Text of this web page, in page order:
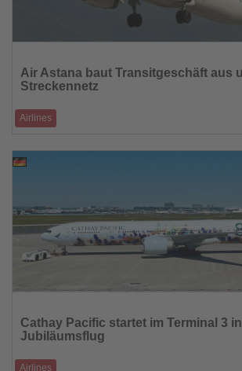
die
Nachrichten
Air Astana baut Transitgeschäft aus
Streckennetz
Airlines
Rolle Kasachstans als
die
Nachrichten
Cathay Pacific startet im Terminal 3
Jubiläumsflug
Airlines